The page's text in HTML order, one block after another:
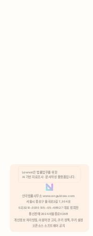
분석 쿠키 허용
Lawvot은 법률업무를 위한
AI 기반 자료조사 · 문서작성 플랫폼입니다.
안국법률사무소 www.anguklaw.com
서울시 종로구 율곡로2길 7, 304호
02)3210-3330 105-05-48527 대표 정희찬
통신판매 2024서울종로0248
개인정보 처리방침, 이용약관 고지, 쿠키 정책, 쿠키 설정
오픈소스 소프트웨어 공지